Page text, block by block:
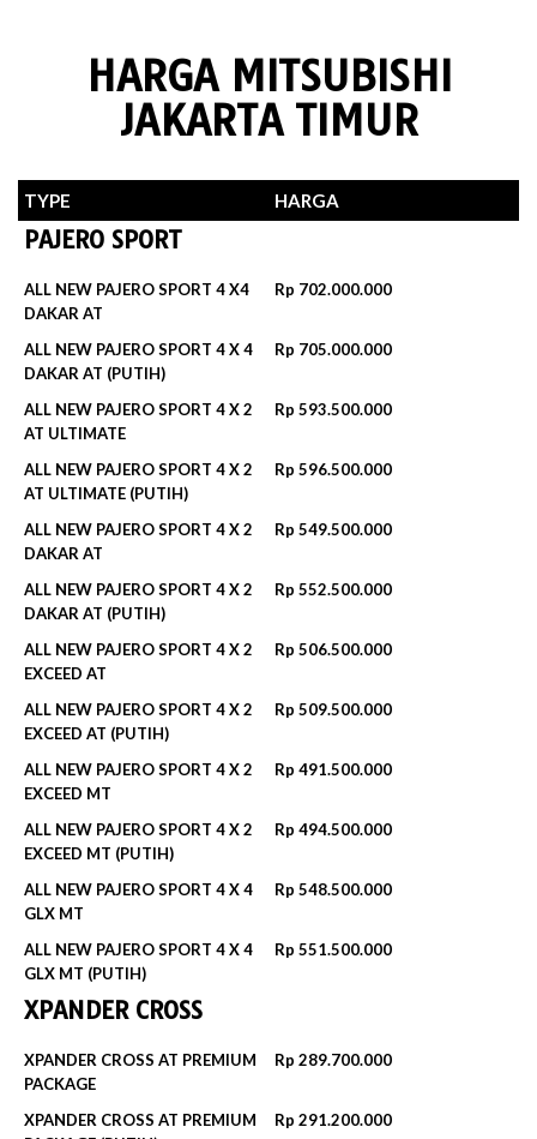
HARGA MITSUBISHI
JAKARTA TIMUR
TYPE HARGA
PAJERO SPORT
ALL NEW PAJERO SPORT 4 X4
DAKAR AT
Rp 702.000.000
ALL NEW PAJERO SPORT 4 X 4
DAKAR AT (PUTIH)
Rp 705.000.000
ALL NEW PAJERO SPORT 4 X 2
AT ULTIMATE
Rp 593.500.000
ALL NEW PAJERO SPORT 4 X 2
AT ULTIMATE (PUTIH)
Rp 596.500.000‬
ALL NEW PAJERO SPORT 4 X 2
DAKAR AT
Rp 549.500.000
ALL NEW PAJERO SPORT 4 X 2
DAKAR AT (PUTIH)
Rp 552.500.000‬
ALL NEW PAJERO SPORT 4 X 2
EXCEED AT
Rp 506.500.000
ALL NEW PAJERO SPORT 4 X 2
EXCEED AT (PUTIH)
Rp 509.500.000‬
ALL NEW PAJERO SPORT 4 X 2
EXCEED MT
Rp 491.500.000
ALL NEW PAJERO SPORT 4 X 2
EXCEED MT (PUTIH)
Rp 494.500.000‬
ALL NEW PAJERO SPORT 4 X 4
GLX MT
Rp 548.500.000
ALL NEW PAJERO SPORT 4 X 4
GLX MT (PUTIH)
Rp 551.500.000‬
XPANDER CROSS
XPANDER CROSS AT PREMIUM
PACKAGE
Rp 289.700.000‬
XPANDER CROSS AT PREMIUM
Rp 291.200.000‬